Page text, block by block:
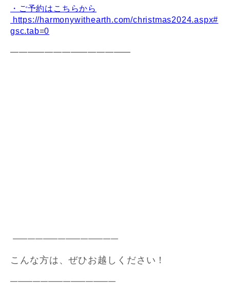
・ご予約はこちらから
https://harmonywithearth.com/christmas2024.aspx#
gsc.tab=0
━━━━━━━━━━━━━━
━━━━━━━━━━━━━━
こんな方は、ぜひお越しください！
━━━━━━━━━━━━━━